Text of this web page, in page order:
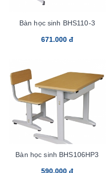
Bàn học sinh BHS110-3
671.000 đ
Bàn học sinh BHS106HP3
590.000 đ